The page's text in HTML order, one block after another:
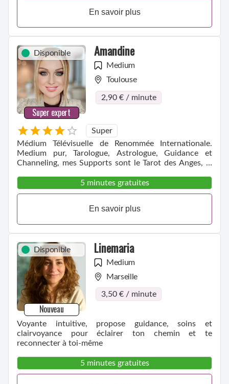
En savoir plus
Disponible
Super expert
Amandine
Medium
Toulouse
2,90 € / minute
Super
Médium Télévisuelle de Renommée Internationale.
Medium pur, Tarologue, Astrologue, Guidance et
Channeling, mes Supports sont le Tarot des Anges, le
5 minutes gratuites
En savoir plus
Disponible
Nouveau
Linemaria
Medium
Marseille
3,50 € / minute
Voyante intuitive, propose guidance, soins et
clairvoyance pour éclairer ton chemin et te
reconnecter à toi-même
5 minutes gratuites